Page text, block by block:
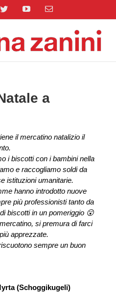
TwitterYouTubeEmail
a
il mercatino natalizio il
i biscotti con i bambini nella
e raccogliamo soldi da
istituzioni umanitarie.
hanno introdotto nuove
più professionisti tanto da
biscotti in un pomeriggio 😮
si premura di farci
apprezzate.
sempre un buon
(Schoggikugeli)